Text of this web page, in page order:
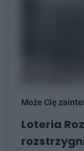
Może Cię
Loteria